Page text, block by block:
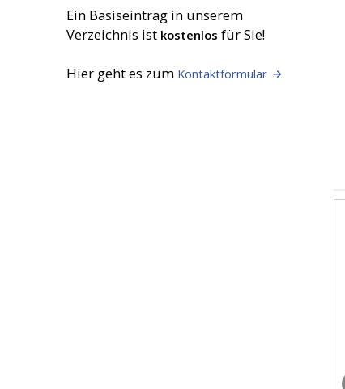
Ein Basiseintrag in unserem
Verzeichnis ist kostenlos für Sie!
Hier geht es zum Kontaktformular